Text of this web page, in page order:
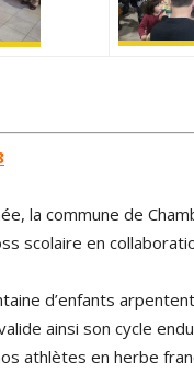
la commune de
scolaire en
d’enfants
ainsi son cycle
athlètes en herbe